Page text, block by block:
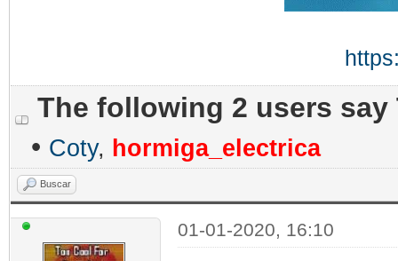
The following 2 users
• Coty, hormiga_electrica
Buscar
01-01-2020, 16:10